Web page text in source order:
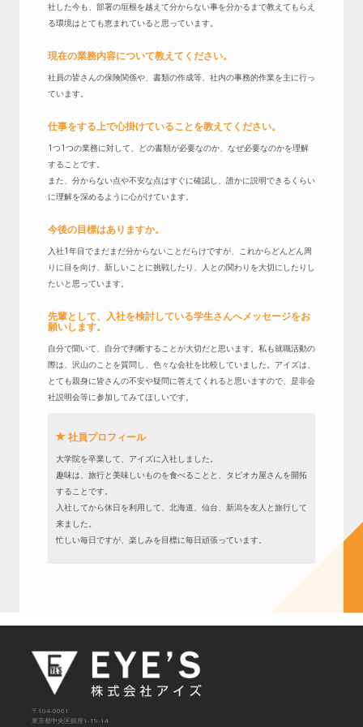
社した今も、部署の垣根を越えて分からない事を分かるまで教えてもらえ
る環境はとても恵まれていると思っています。
現在の業務内容について教えてください。
社員の皆さんの保険関係や、書類の作成等、社内の事務的作業を主に行っ
ています。
仕事をする上で心掛けていることを教えてください。
1つ1つの業務に対して、どの書類が必要なのか、なぜ必要なのかを理解
することです。
また、分からない点や不安な点はすぐに確認し、誰かに説明できるくらい
に理解を深めるように心がけています。
今後の目標はありますか。
入社1年目でまだまだ分からないことだらけですが、これからどんどん周
りに目を向け、新しいことに挑戦したり、人との関わりを大切にしたりし
たいと思っています。
先輩として、入社を検討している学生さんへメッセージをお
願いします。
自分で聞いて、自分で判断することが大切だと思います。私も就職活動の
際は、沢山のことを質問し、色々な会社を比較していました。アイズは、
とても親身に皆さんの不安や疑問に答えてくれると思いますので、是非会
社説明会等に参加してみてほしいです。
社員プロフィール
大学院を卒業して、アイズに入社しました。
趣味は、旅行と美味しいものを食べることと、タピオカ屋さんを開拓
することです。
入社してから休日を利用して、北海道、仙台、新潟を友人と旅行して
来ました。
忙しい毎日ですが、楽しみを目標に毎日頑張っています。
〒104-0061
東京都中央区銀座1-19-14